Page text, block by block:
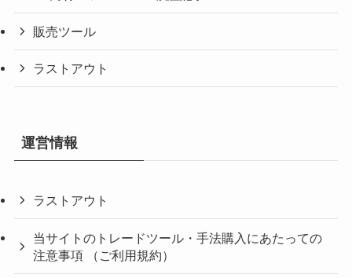
販売ツール
ラストアウト
運営情報
ラストアウト
当サイトのトレードツール・手法購入にあたっての
注意事項 （ご利用規約）